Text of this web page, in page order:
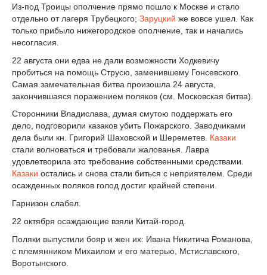
Из-под Троицы ополчение прямо пошло к Москве и стало
отдельно от лагеря Трубецкого; Заруцкий же вовсе ушел. Как
только прибыло нижегородское ополчение, так и начались
несогласия.
22 августа они едва не дали возможности Ходкевичу
пробиться на помощь Струсю, заменившему Гонсевского.
Самая замечательная битва произошла 24 августа,
закончившаяся поражением поляков (см. Московская битва).
Сторонники Владислава, думая смутою поддержать его
дело, подговорили казаков убить Пожарского. Заводчиками
дела были кн. Григорий Шаховской и Шереметев. Казаки
стали волноваться и требовали жалованья. Лавра
удовлетворила это требование собственными средствами.
Казаки остались и снова стали биться с неприятелем. Среди
осажденных поляков голод достиг крайней степени.
Гарнизон слабел.
22 октября осаждающие взяли Китай-город.
Поляки выпустили бояр и жен их: Ивана Никитича Романова,
с племянником Михаилом и его матерью, Мстиславского,
Воротынского.